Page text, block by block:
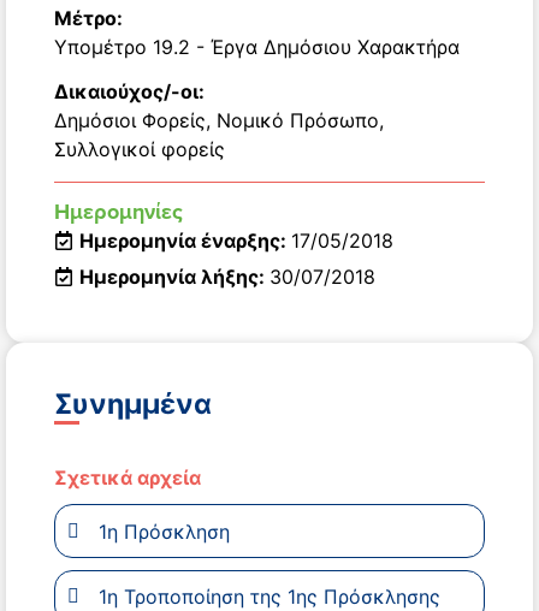
Μέτρο:
Υπομέτρο 19.2 - Έργα Δημόσιου Χαρακτήρα
Δικαιούχος/-οι:
Δημόσιοι Φορείς, Νομικό Πρόσωπο,
Συλλογικοί φορείς
Ημερομηνίες
Ημερομηνία έναρξης: 17/05/2018
Ημερομηνία λήξης: 30/07/2018
Συνημμένα
Σχετικά αρχεία
1η Πρόσκληση
1η Τροποποίηση της 1ης Πρόσκλησης